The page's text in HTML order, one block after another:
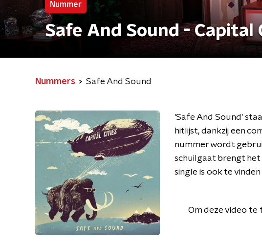
Nummer
Safe And Sound - Capital
Nummers Safe And Sound
'Safe And Sound'
hitlijst, dankzij een
nummer wordt
schuilgaat brengt het
single is ook te
Om deze video te